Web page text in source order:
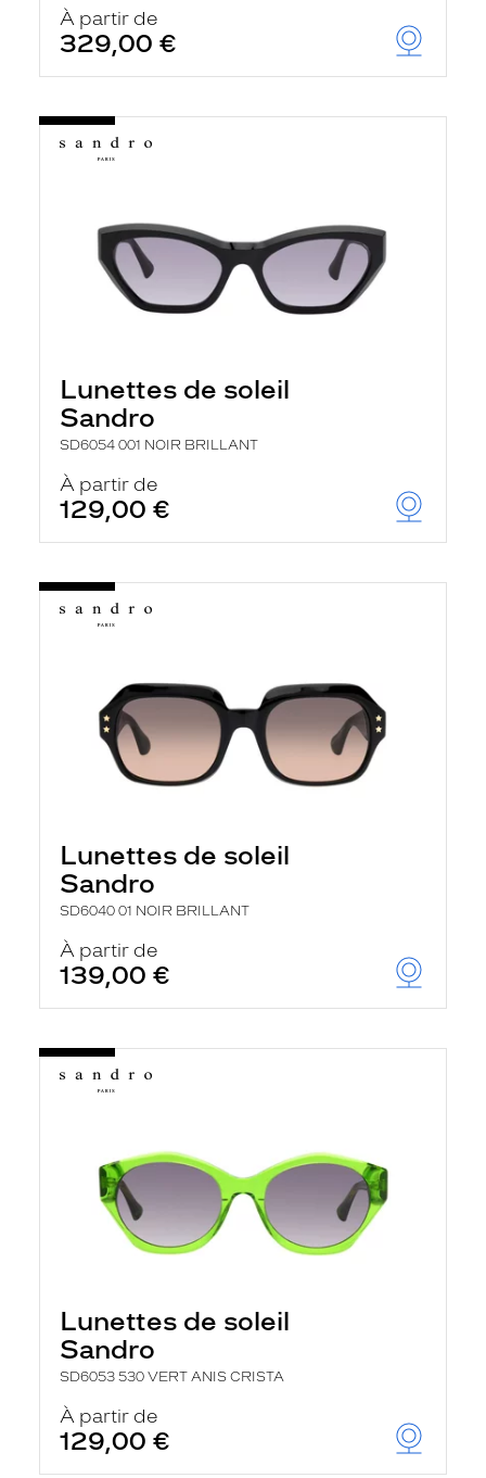
À partir de
329,00 €
Lunettes de soleil
Sandro
SD6054 001 NOIR BRILLANT
À partir de
129,00 €
Lunettes de soleil
Sandro
SD6040 01 NOIR BRILLANT
À partir de
139,00 €
Lunettes de soleil
Sandro
SD6053 530 VERT ANIS CRISTA
À partir de
129,00 €